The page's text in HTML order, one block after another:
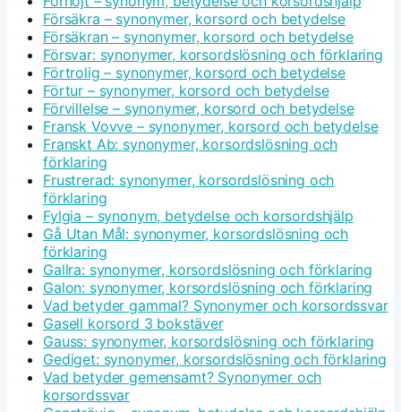
Försäkra – synonymer, korsord och betydelse
Försäkran – synonymer, korsord och betydelse
Försvar: synonymer, korsordslösning och förklaring
Förtrolig – synonymer, korsord och betydelse
Förtur – synonymer, korsord och betydelse
Förvillelse – synonymer, korsord och betydelse
Fransk Vovve – synonymer, korsord och betydelse
Franskt Ab: synonymer, korsordslösning och
förklaring
Frustrerad: synonymer, korsordslösning och
förklaring
Fylgia – synonym, betydelse och korsordshjälp
Gå Utan Mål: synonymer, korsordslösning och
förklaring
Gallra: synonymer, korsordslösning och förklaring
Galon: synonymer, korsordslösning och förklaring
Vad betyder gammal? Synonymer och korsordssvar
Gasell korsord 3 bokstäver
Gauss: synonymer, korsordslösning och förklaring
Gediget: synonymer, korsordslösning och förklaring
Vad betyder gemensamt? Synonymer och
korsordssvar